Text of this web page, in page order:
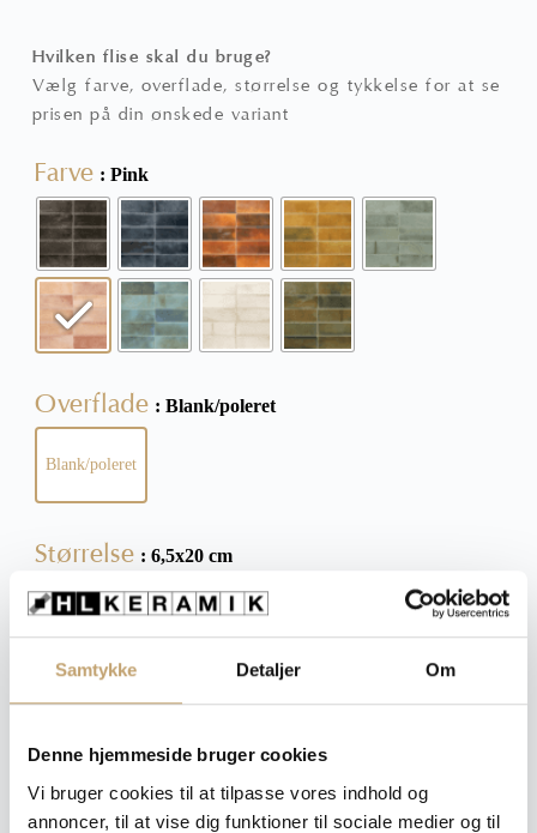
Samtykke Detaljer Om
Denne hjemmeside bruger cookies
Vi bruger cookies til at tilpasse vores indhold og
annoncer, til at vise dig funktioner til sociale medier og til
Hvilken flise skal du bruge?
Vælg farve, overflade, størrelse og tykkelse for at se
prisen på din ønskede variant
Farve : Pink
Overflade : Blank/poleret
Blank/poleret
Størrelse : 6,5x20 cm
6,5x20 cm
Ryd
Pris pr. m²: 510,00 DKK